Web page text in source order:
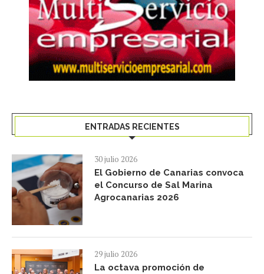
ENTRADAS RECIENTES
30 julio 2026
El Gobierno de Canarias convoca
el Concurso de Sal Marina
Agrocanarias 2026
29 julio 2026
La octava promoción de